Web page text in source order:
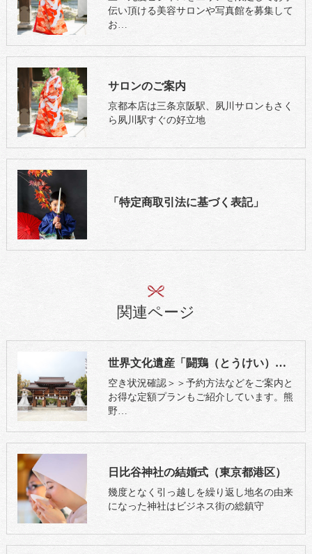
伝い頂ける美容サロンや写真館を募集して
お…
サロンのご案内
京都本店は三条京阪駅、夙川サロンもさく
ら夙川駅すぐの好立地
「特定商取引法に基づく表記」
関連ページ
世界文化遺産「闘鶏（とうけい）神社」の神前結婚式（和歌山県田辺市）
空き状況確認＞＞予約方法などをご案内と
お得な定額プランもご紹介しています。熊
野…
日比谷神社の結婚式（東京都港区）
幾度となく引っ越しを繰り返し地名の由来
になった神社はビジネス街の総鎮守